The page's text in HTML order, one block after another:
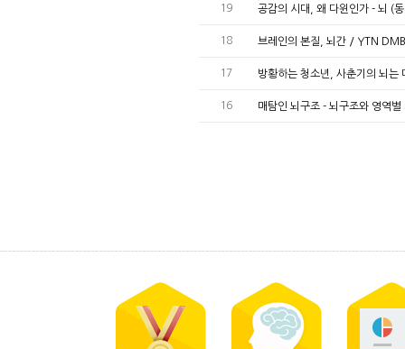
19 공감의 시대, 왜 다윈인가 - 뇌 (
18 브레인의 본질, 뇌간 / YTN
17 방황하는 청소년, 사춘기의 뇌
16 매탐인 뇌구조 - 뇌구조와 영역